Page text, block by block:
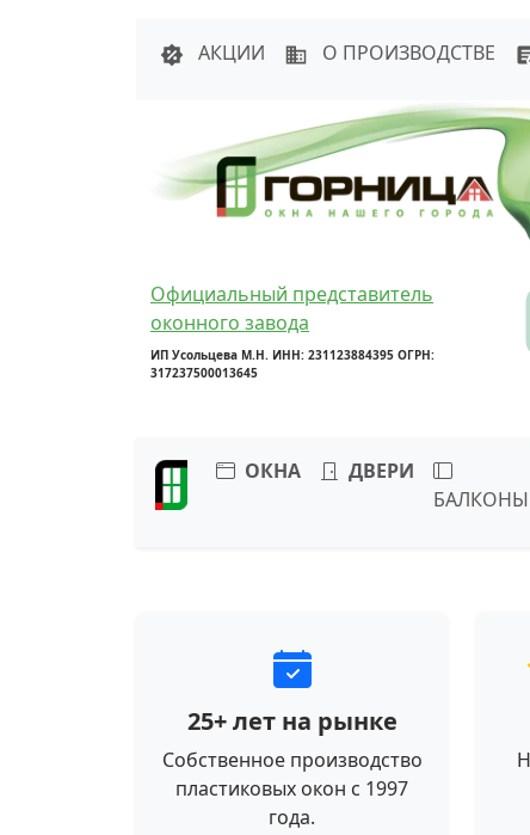
АКЦИИ
О ПРОИЗВОДСТВЕ
Официальный представитель
оконного завода
ИП Усольцева М.Н. ИНН: 231123884395 ОГРН:
317237500013645
ОКНА
ДВЕРИ
БАЛКОНЫ
25+ лет на рынке
Собственное производство
пластиковых окон с 1997
года.